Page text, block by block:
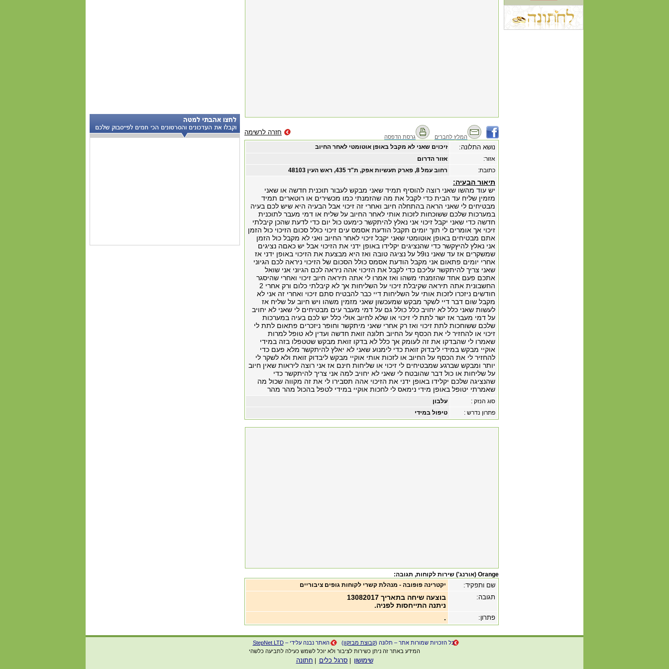
חזרה לרשימה
גרסת הדפסה המלץ לחברים
זיכוים שאני לא מקבל באופן אוטומטי לאחר החיוב נושא התלונה:
אזור הדרום
אזור:
רחוב עמל 8, פארק תעשיות אפק, ת"ד 435, ראש העין 48103
כתובת:
תיאור הבעיה:
יש עוד מהשו שאני רוצה להוסיף תמיד שאני מבקש לעבור תוכנית חדשה או שאני
מזמין שליח עד הבית כדי לקבל את מה שהזמנתי כמו מכשירים או רוטארים תמיד
מבטיחים לי שאני הראה בהתחלה חיוב ואחרי זה זיכוי אבל הבעיה היא שיש לכם בעיה
במערכות שלכם ששוכחות לזכות אותי לאחר החיוב על שליח או דמי מעבר לתוכנית
חדשה כדי שאני יקבל זיכוי אני נאלץ להיתקשר כימעט כול יום כדי לדעת שהכן קיבלתי
זיכוי אך אומרים לי תוך יומים תקבל הודעת אסמס עים זיכוי כולל סכום הזיכוי כול הזמן
אתם מבטיחים באופן אוטומטי שאני יקבל זיכוי לאחר החיוב ואני לא מקבל כול הזמן
אני נאלץ להיץקשר כדי שהנציגים יקלידו באופן ידני את הזיכוי אבל יש כאםה נציגים
שמשקרים אז עד שאני נו9ל על נציגה טובה ואז היא מבצעת את הזיכוי באופן ידני אז
אחרי יומים פתאום אני מקבל הודעת אסמס כולל הסכום של הזיכוי ניראה לכם הגיוני
שאני צריך להיתקשר עליכם כדי לקבל את הזיכוי אהה ניראה לכם הגיוני אני שואל
אתכם פעם אחד שהזמנתי משהו ואז אמרו לי אתה תיראה חיוב זיכוי ואחרי שהיסגר
החשבונית אתה תיראה שקיבלת זיכוי על השליחות אך לא קיבלתי כלום ורק אחרי 2
חודשים ניזכרו לזכות אותי על השליחות דיי כבר להבטיח סתם זיכוי ואחרי זה אני לא
מקבל שום דבר דיי לשקר מבקש שמעכשון שאני מזמין משהו ויש חיוב על שליח אז
לעשות שאני כלל לא יחויב כלל כולל גם על דמי מעבר עים מבטיחים לי שאני לא יחויב
על דמי מעבר אז ישר לתת לי זיכוי או שלא לחיוב אולי כלל יש לכם בעיה במערכות
שלכם ששוחכות לתת זיכוי ואז רק אחרי שאני מיתקשר וחופר ניזכרים פתאום לתת לי
זיכוי או להחזיר לי את הכסף על החיוב תלונה זואת חדשה ועדין לא טופל למרות
שאמרו לי שהבדקו את זה לעומק אך כלל לא בדקו זואת מבקש שטטפלו בזה במידי
אוקיי מבקש במידי ליבדוק זואת כדי לימנוע שאני לא יאלץ להיתקשר מלא פעם כדי
להחזיר לי את הכסף על החיוב או לזכות אותי אוקיי מבקש ליבדוק זואת ולא לשקר לי
יותר ומבקש שברגע שמבטיחים לי זיכוי או שליחות חינם אז אני רוצה ליראות שאין חיוב
על שליחות או כול דבר שהובטח לי שאני לא יחויב למה אני צריך להיתקשר כדי
שהנציגה שלכם יקלידו באופן ידני את הזיכוי אהה תסבירו לי את זה מקווה שכול מה
שאמרתי יטופל באופן מידי נימאס לי לחכות אוקיי במידי לטפל בהכול מהר מהר
עלבון
סוג הנזק :
טיפול במידי
פתרון נדרש :
Orange (אורנג') שירות לקוחות
, תגובה:
יקטרינה פופובה - מנהלת קשרי לקוחות גופים ציבוריים
שם ותפקיד:
בוצעה שיחה בתאריך 13082017
ניתנה התייחסות לפניה.
תגובה:
. פתרון:
כל הזכויות שמורות אתר – תלונה (קבוצת מבזקון) האתר נבנה עלידי –StepNet LTD
המידע באתר זה ניתן כשירות לציבור ולא יוכל לשמש כעילה לתביעה כלשהי
שימושון סרגל כלים חתונה